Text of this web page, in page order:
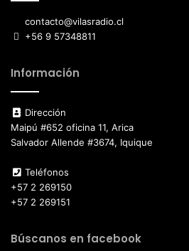
contacto@vilasradio.cl
+56 9 57348811
Información
Dirección
Maipú #652 oficina 11, Arica
Salvador Allende #3674, Iquique
Teléfonos
+57 2 269150
+57 2 269151
Búscanos en facebook